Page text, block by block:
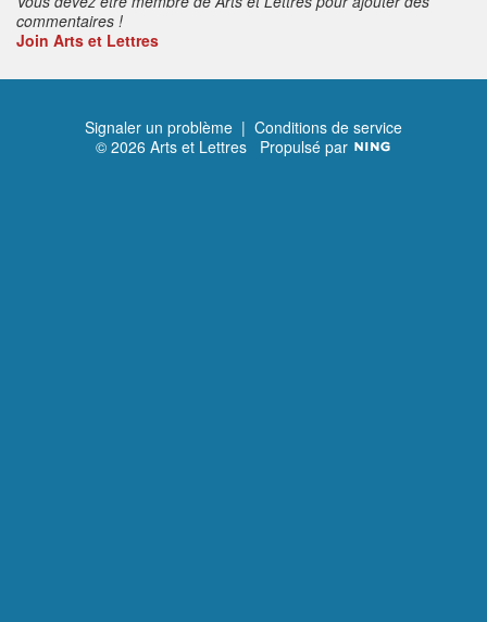
commentaires !
Join Arts et Lettres
Signaler un problème | Conditions de service
© 2026 Arts et Lettres Propulsé par